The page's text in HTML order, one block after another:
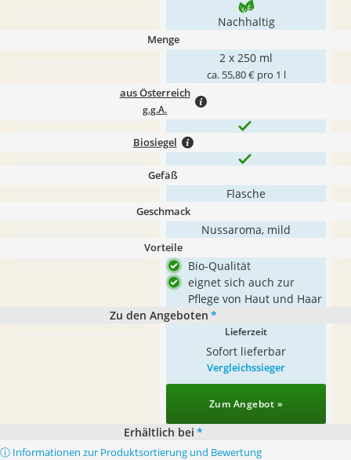
Nachhaltig
Menge
2 x 250 ml
ca. 55,80 € pro 1 l
aus Österreich
g.g.A.
Biosiegel
Gefäß
Flasche
Geschmack
Nussaroma, mild
Vorteile
Bio-Qualität
eignet sich auch zur
Pflege von Haut und Haar
Zu den Angeboten *
Lieferzeit
Sofort lieferbar
Vergleichssieger
Zum Angebot »
Erhältlich bei *
ⓘ Informationen zur Produktsortierung und Bewertung